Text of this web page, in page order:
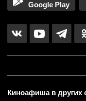
Google Play
Киноафиша в других